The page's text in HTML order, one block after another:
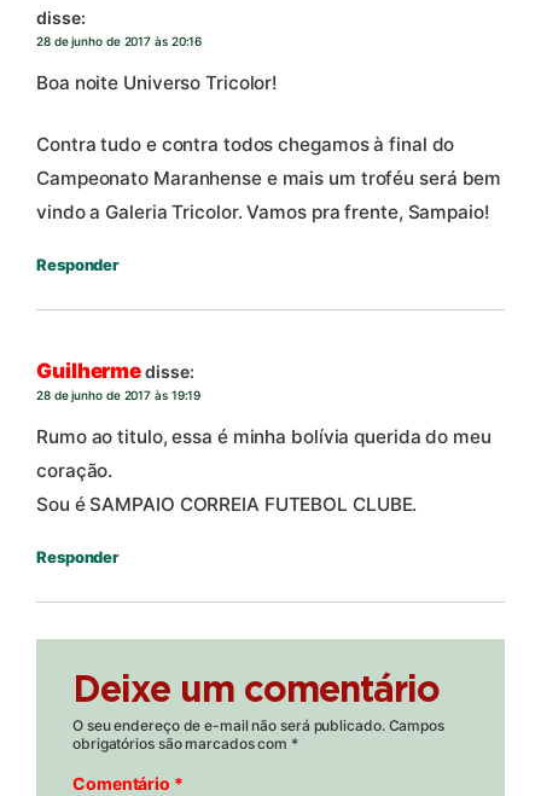
disse:
28 de junho de 2017 às 20:16
Boa noite Universo Tricolor!
Contra tudo e contra todos chegamos à final do
Campeonato Maranhense e mais um troféu será bem
vindo a Galeria Tricolor. Vamos pra frente, Sampaio!
Responder
Guilhermedisse:
28 de junho de 2017 às 19:19
Rumo ao titulo, essa é minha bolívia querida do meu
coração.
Sou é SAMPAIO CORREIA FUTEBOL CLUBE.
Responder
Deixe um comentário
O seu endereço de e-mail não será publicado. Campos
obrigatórios são marcados com *
Comentário *